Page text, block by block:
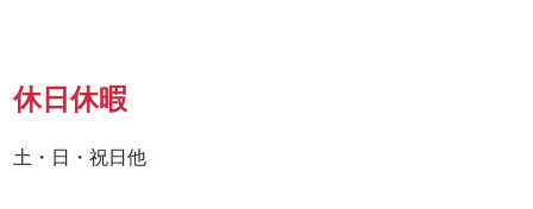
休日休暇
土・日・祝日他